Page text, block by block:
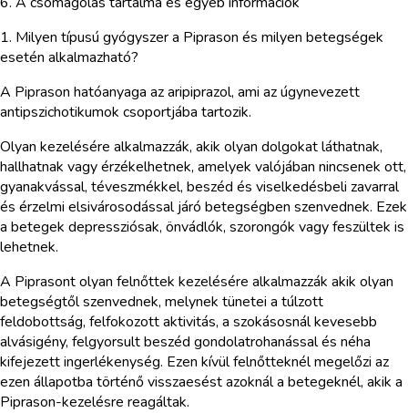
1. Milyen típusú gyógyszer a Piprason és milyen betegségek
esetén alkalmazható?
A Piprason hatóanyaga az aripiprazol, ami az úgynevezett
antipszichotikumok csoportjába tartozik.
Olyan kezelésére alkalmazzák, akik olyan dolgokat láthatnak,
hallhatnak vagy érzékelhetnek, amelyek valójában nincsenek ott,
gyanakvással, téveszmékkel, beszéd és viselkedésbeli zavarral
és érzelmi elsivárosodással járó betegségben szenvednek. Ezek
a betegek depressziósak, önvádlók, szorongók vagy feszültek is
lehetnek.
A Piprasont olyan felnőttek kezelésére alkalmazzák akik olyan
betegségtől szenvednek, melynek tünetei a túlzott
feldobottság, felfokozott aktivitás, a szokásosnál kevesebb
alvásigény, felgyorsult beszéd gondolatrohanással és néha
kifejezett ingerlékenység. Ezen kívül felnőtteknél megelőzi az
ezen állapotba történő visszaesést azoknál a betegeknél, akik a
Piprason-kezelésre reagáltak.